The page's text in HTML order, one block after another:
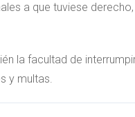
a que tuviese
la facultad de
y multas.